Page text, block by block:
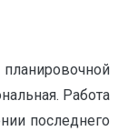
Работа
последнего